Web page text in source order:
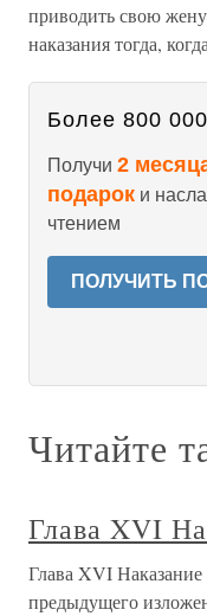
приводить свою
наказания тогда,
Более 800
Получи 2
подарок и
чтением
ПОЛУЧИТЬ
Читайте
Глава XVI
Глава XVI
предыдущего